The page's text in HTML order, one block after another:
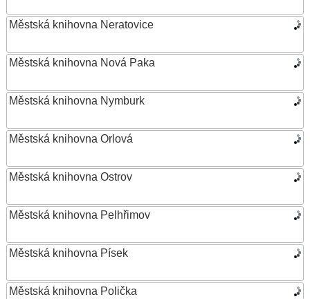
Městská knihovna Neratovice
Městská knihovna Nová Paka
Městská knihovna Nymburk
Městská knihovna Orlová
Městská knihovna Ostrov
Městská knihovna Pelhřimov
Městská knihovna Písek
Městská knihovna Polička